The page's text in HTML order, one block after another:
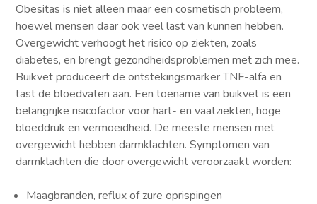
Obesitas is niet alleen maar een cosmetisch probleem,
hoewel mensen daar ook veel last van kunnen hebben.
Overgewicht verhoogt het risico op ziekten, zoals
diabetes, en brengt gezondheidsproblemen met zich mee.
Buikvet produceert de ontstekingsmarker TNF-alfa en
tast de bloedvaten aan. Een toename van buikvet is een
belangrijke risicofactor voor hart- en vaatziekten, hoge
bloeddruk en vermoeidheid. De meeste mensen met
overgewicht hebben darmklachten. Symptomen van
darmklachten die door overgewicht veroorzaakt worden:
Maagbranden, reflux of zure oprispingen